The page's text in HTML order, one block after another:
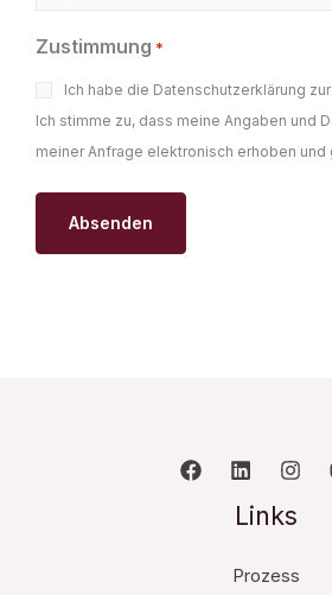
Zustimmung *
Ich habe die Datenschutzerklärung
Ich stimme zu, dass meine Angaben und
meiner Anfrage elektronisch erhoben
Links
Prozess